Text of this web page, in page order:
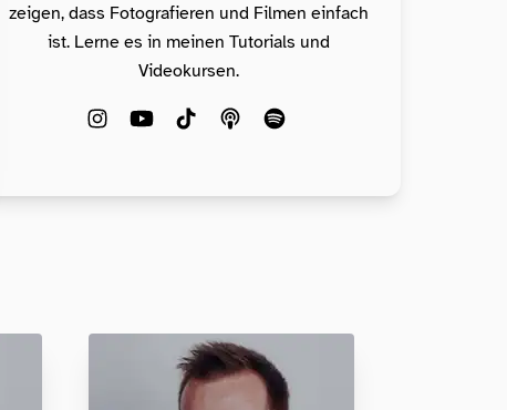
zeigen, dass Fotografieren und Filmen einfach
ist. Lerne es in meinen Tutorials und
Videokursen.